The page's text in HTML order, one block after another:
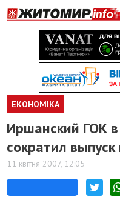
ЕКОНОМІКА
Иршанский ГОК
сократил
11 квітня 2007, 12:05